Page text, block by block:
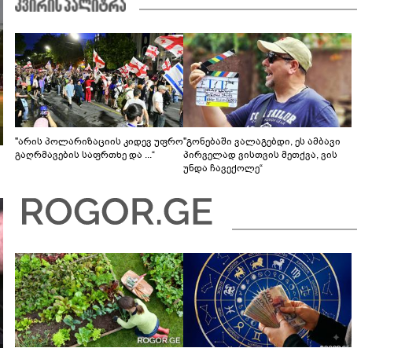
"არის პოლარიზაციის კიდევ უფრო
გაღრმავების საფრთხე და ...“
"გონებაში ვალაგებდი, ეს ამბავი
პირველად ვისთვის მეთქვა, ვის
უნდა ჩავექოლე“